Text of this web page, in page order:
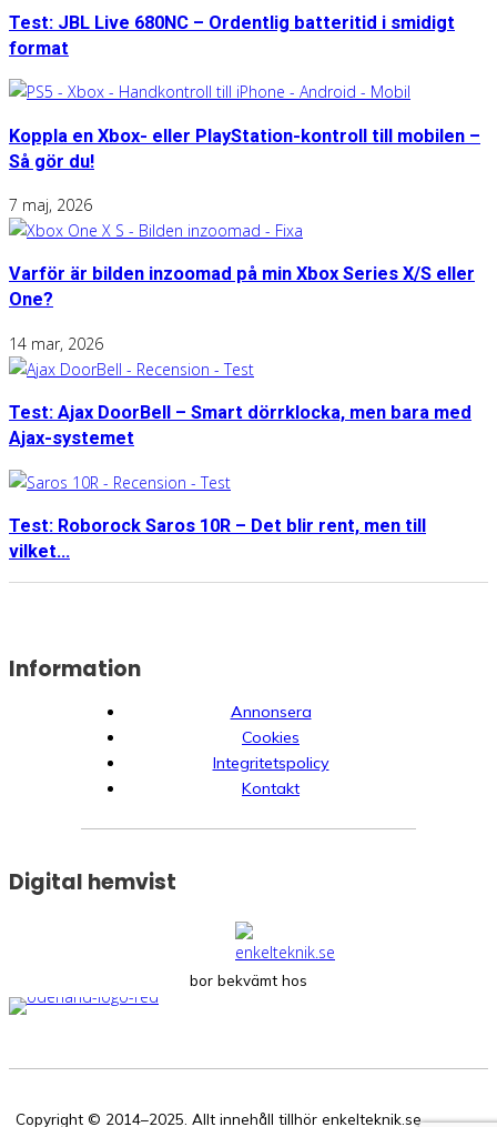
Test: JBL Live 680NC – Ordentlig batteritid i smidigt
format
Koppla en Xbox- eller PlayStation-kontroll till mobilen –
Så gör du!
7 maj, 2026
Varför är bilden inzoomad på min Xbox Series X/S eller
One?
14 mar, 2026
Test: Ajax DoorBell – Smart dörrklocka, men bara med
Ajax-systemet
Test: Roborock Saros 10R – Det blir rent, men till
vilket...
Information
Annonsera
Cookies
Integritetspolicy
Kontakt
Digital hemvist
bor bekvämt hos
Copyright © 2014–2025. Allt innehåll tillhör enkelteknik.se.